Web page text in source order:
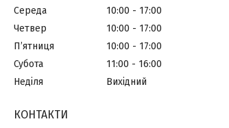
Середа
10:00
17:00
Четвер
10:00
17:00
Пʼятниця
10:00
17:00
Субота
11:00
16:00
Неділя
Вихідний
КОНТАКТИ